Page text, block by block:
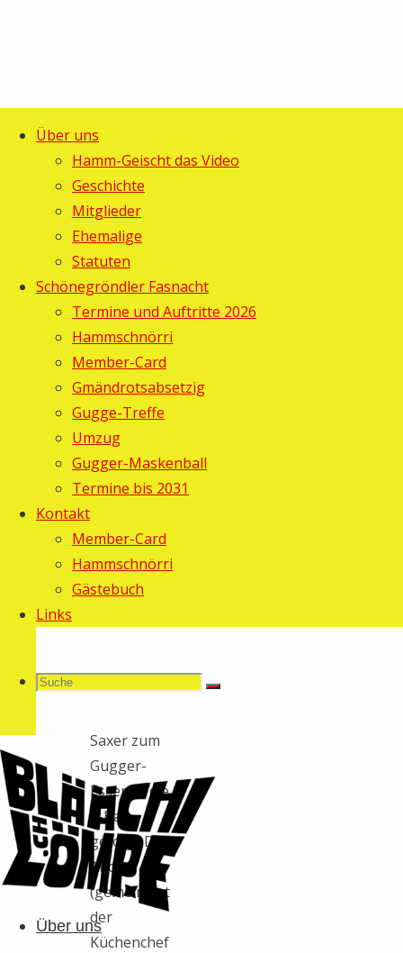
Über uns
Hamm-Geischt das Video
Geschichte
Mitglieder
Ehemalige
Statuten
Schönegröndler Fasnacht
Termine und Auftritte 2026
Hammschnörri
Member-Card
Gmändrotsabsetzig
Gugge-Treffe
Umzug
Gugger-Maskenball
Termine bis 2031
Kontakt
Member-Card
Hammschnörri
Gästebuch
Links
Suche
Suchen
nach:
Suche
Guggemusig
Lömpe
Zum
springenÜber uns
Start
Allgemein
Gugger-
Essen in der
Gugger-
Essen
in der
X-Bar
Gebi25.
Februar
201125.
Februar
2011
Allgemein/
2011
Gerne sind
Einladung
Saxer zum
Gugger-
Essen in die
X-Bar
gefolg. ‚De
Ander‘
(gemeint ist
der
Küchenchef
Lömpe, Schönengrund